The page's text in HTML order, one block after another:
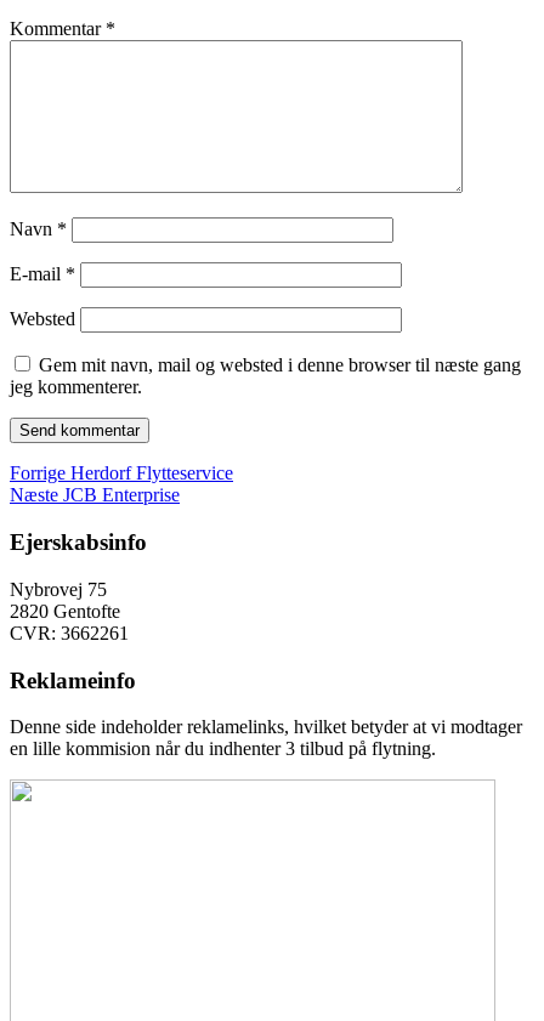
Kommentar *
Navn *
E-mail *
Websted
Gem mit navn, mail og websted i denne browser til næste gang
jeg kommenterer.
Indlægsnavigation
Forrige Forrige
indlæg:
Herdorf Flytteservice
Næste Næste
JCB Enterprise
Ejerskabsinfo
Nybrovej 75
2820 Gentofte
CVR: 3662261
Reklameinfo
Denne side indeholder reklamelinks, hvilket betyder at vi modtager
en lille kommision når du indhenter 3 tilbud på flytning.